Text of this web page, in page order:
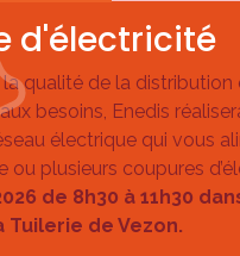
d'électricité
la qualité de la
besoins, Enedis
électrique qui vous
ou plusieurs coupures
de 8h30 à 11h30
Tuilerie de Vezon.